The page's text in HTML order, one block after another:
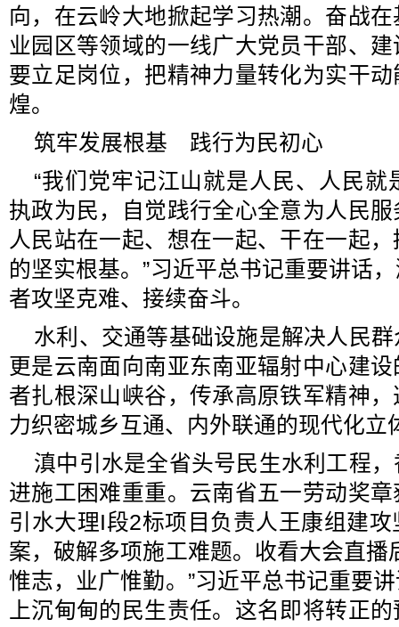
向，在云岭大地掀起学习热潮。奋战
业园区等领域的一线广大党员干部、
要立足岗位，把精神力量转化为实干
煌。
筑牢发展根基 践行为民初心
“我们党牢记江山就是人民、人民
执政为民，自觉践行全心全意为人民
人民站在一起、想在一起、干在一起
的坚实根基。”习近平总书记重要讲话
者攻坚克难、接续奋斗。
水利、交通等基础设施是解决人民
更是云南面向南亚东南亚辐射中心建
者扎根深山峡谷，传承高原铁军精神
力织密城乡互通、内外联通的现代化立
滇中引水是全省头号民生水利工程
进施工困难重重。云南省五一劳动奖
引水大理I段2标项目负责人王康组建
案，破解多项施工难题。收看大会直播
惟志，业广惟勤。”习近平总书记重要
上沉甸甸的民生责任。这名即将转正